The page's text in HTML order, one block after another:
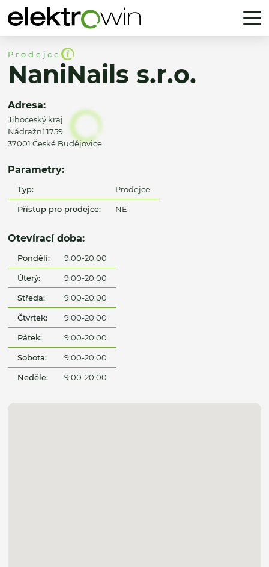
Prodejce
NaniNails s.r.o.
Adresa:
Jihočeský kraj
Nádražní 1759
37001 České Budějovice
Parametry:
Typ: Prodejce
Přístup pro prodejce: NE
Otevírací doba:
Pondělí: 9:00-20:00
Úterý: 9:00-20:00
Středa: 9:00-20:00
Čtvrtek: 9:00-20:00
Pátek: 9:00-20:00
Sobota: 9:00-20:00
Neděle: 9:00-20:00